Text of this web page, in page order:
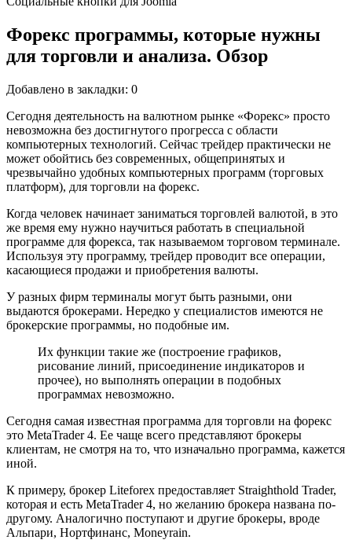
Форекс программы, которые нужны
для торговли и анализа. Обзор
Добавлено в закладки: 0
Сегодня деятельность на валютном рынке «Форекс» просто
невозможна без достигнутого прогресса с области
компьютерных технологий. Сейчас трейдер практически не
может обойтись без современных, общепринятых и
чрезвычайно удобных компьютерных программ (торговых
платформ), для торговли на форекс.
Когда человек начинает заниматься торговлей валютой, в это
же время ему нужно научиться работать в специальной
программе для форекса, так называемом торговом терминале.
Используя эту программу, трейдер проводит все операции,
касающиеся продажи и приобретения валюты.
У разных фирм терминалы могут быть разными, они
выдаются брокерами. Нередко у специалистов имеются не
брокерские программы, но подобные им.
Их функции такие же (построение графиков,
рисование линий, присоединение индикаторов и
прочее), но выполнять операции в подобных
программах невозможно.
Сегодня самая известная программа для торговли на форекс
это MetaTrader 4. Ее чаще всего представляют брокеры
клиентам, не смотря на то, что изначально программа, кажется
иной.
К примеру, брокер Liteforex предоставляет Straighthold Trader,
которая и есть MetaTrader 4, но желанию брокера названа по-
другому. Аналогично поступают и другие брокеры, вроде
Альпари, Нортфинанс, Moneyrain.